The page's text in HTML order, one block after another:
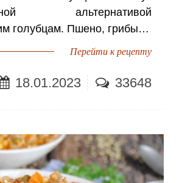
альтернативой
голубцам. Пшено, грибы…
Перейти к рецепту
18.01.2023 33648